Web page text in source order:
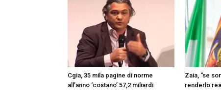
Cgia, 35 mila pagine di norme
all’anno ‘costano’ 57,2 miliardi
Zaia, “se
renderlo